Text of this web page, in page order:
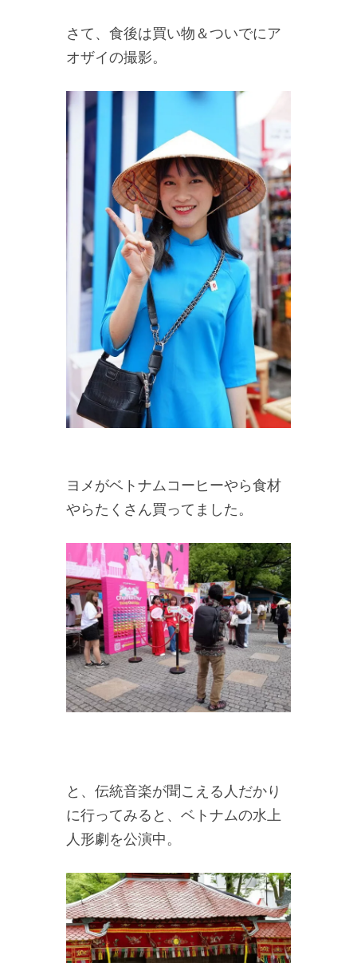
さて、食後は買い物＆ついでにア
オザイの撮影。
ヨメがベトナムコーヒーやら食材
やらたくさん買ってました。
と、伝統音楽が聞こえる人だかり
に行ってみると、ベトナムの水上
人形劇を公演中。